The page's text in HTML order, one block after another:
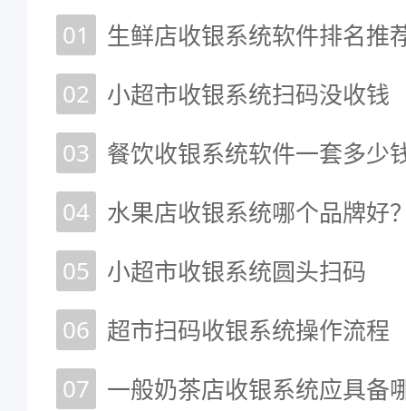
01
生鲜店收银系统软件排名推
02 小超市收银系统扫码没收钱
03
餐饮收银系统软件一套多少
04 水果店收银系统哪个品牌好
05
小超市收银系统圆头扫码
06 超市扫码收银系统操作流程
07 一般奶茶店收银系统应具备